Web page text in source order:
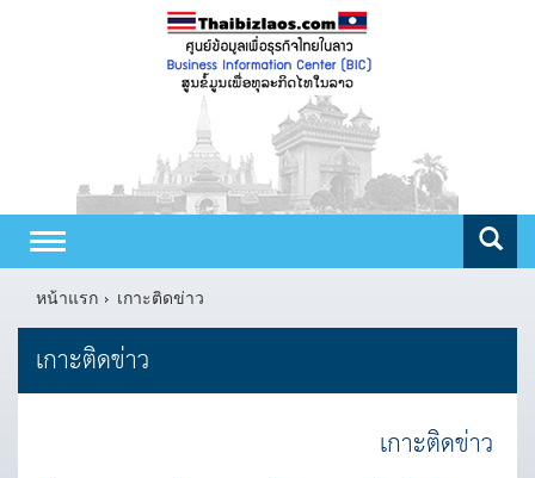
Toggle
navigation
หน้าแรก
เกาะติดข่าว
เกาะติดข่าว
เกาะติดข่าว